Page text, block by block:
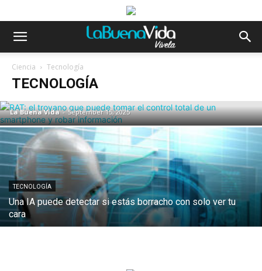
Ciencia Tecnología
TECNOLOGÍA
RAT: el troyano que puede tomar el
control total de un smartphone y robar
La Buena Vida - September 15, 2025
TECNOLOGÍA
Una IA puede detectar si estás borracho con solo ver tu
cara